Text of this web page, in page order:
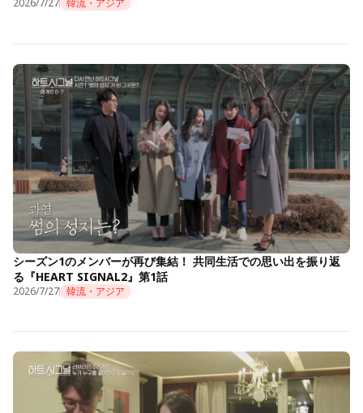
2026/7/27 韓流・アジア
シーズン1のメンバーが再び集結！ 共同生活での思い出を振り返
る『HEART SIGNAL2』第1話
2026/7/27 韓流・アジア